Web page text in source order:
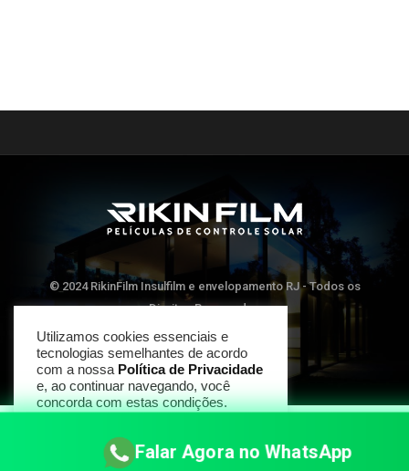
Falar Agora no WhatsApp
© 2024 RikinFilm Insulfilm e envelopamento RJ - Todos os
Direitos Reservados
TOP
Utilizamos cookies essenciais e
tecnologias semelhantes de acordo
com a nossa Política de Privacidade
e, ao continuar navegando, você
concorda com estas condições.
CONCORDAR